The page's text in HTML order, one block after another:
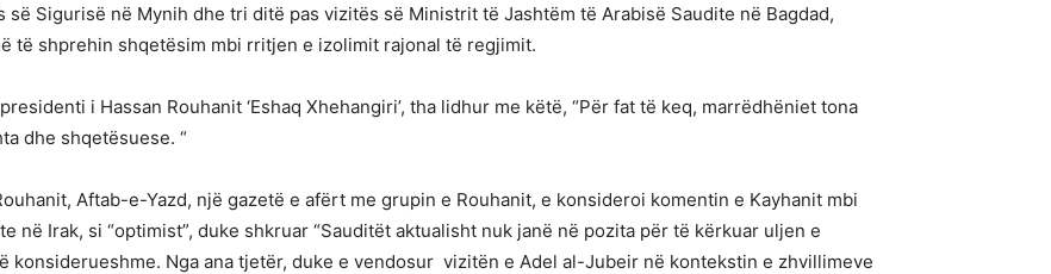
së Sigurisë në Mynih dhe tri ditë pas vizitës së Ministrit të Jashtëm të Arabisë Saudite në Bagdad,
të shprehin shqetësim mbi rritjen e izolimit rajonal të regjimit.
i Hassan Rouhanit ‘Eshaq Xhehangiri’, tha lidhur me këtë, “Për fat të keq, marrëdhëniet tona
dhe shqetësuese. “
Aftab-e-Yazd, një gazetë e afërt me grupin e Rouhanit, e konsideroi komentin e Kayhanit mbi
në Irak, si “optimist”, duke shkruar “Sauditët aktualisht nuk janë në pozita për të kërkuar uljen e
konsiderueshme. Nga ana tjetër, duke e vendosur vizitën e Adel al-Jubeir në kontekstin e zhvillimeve